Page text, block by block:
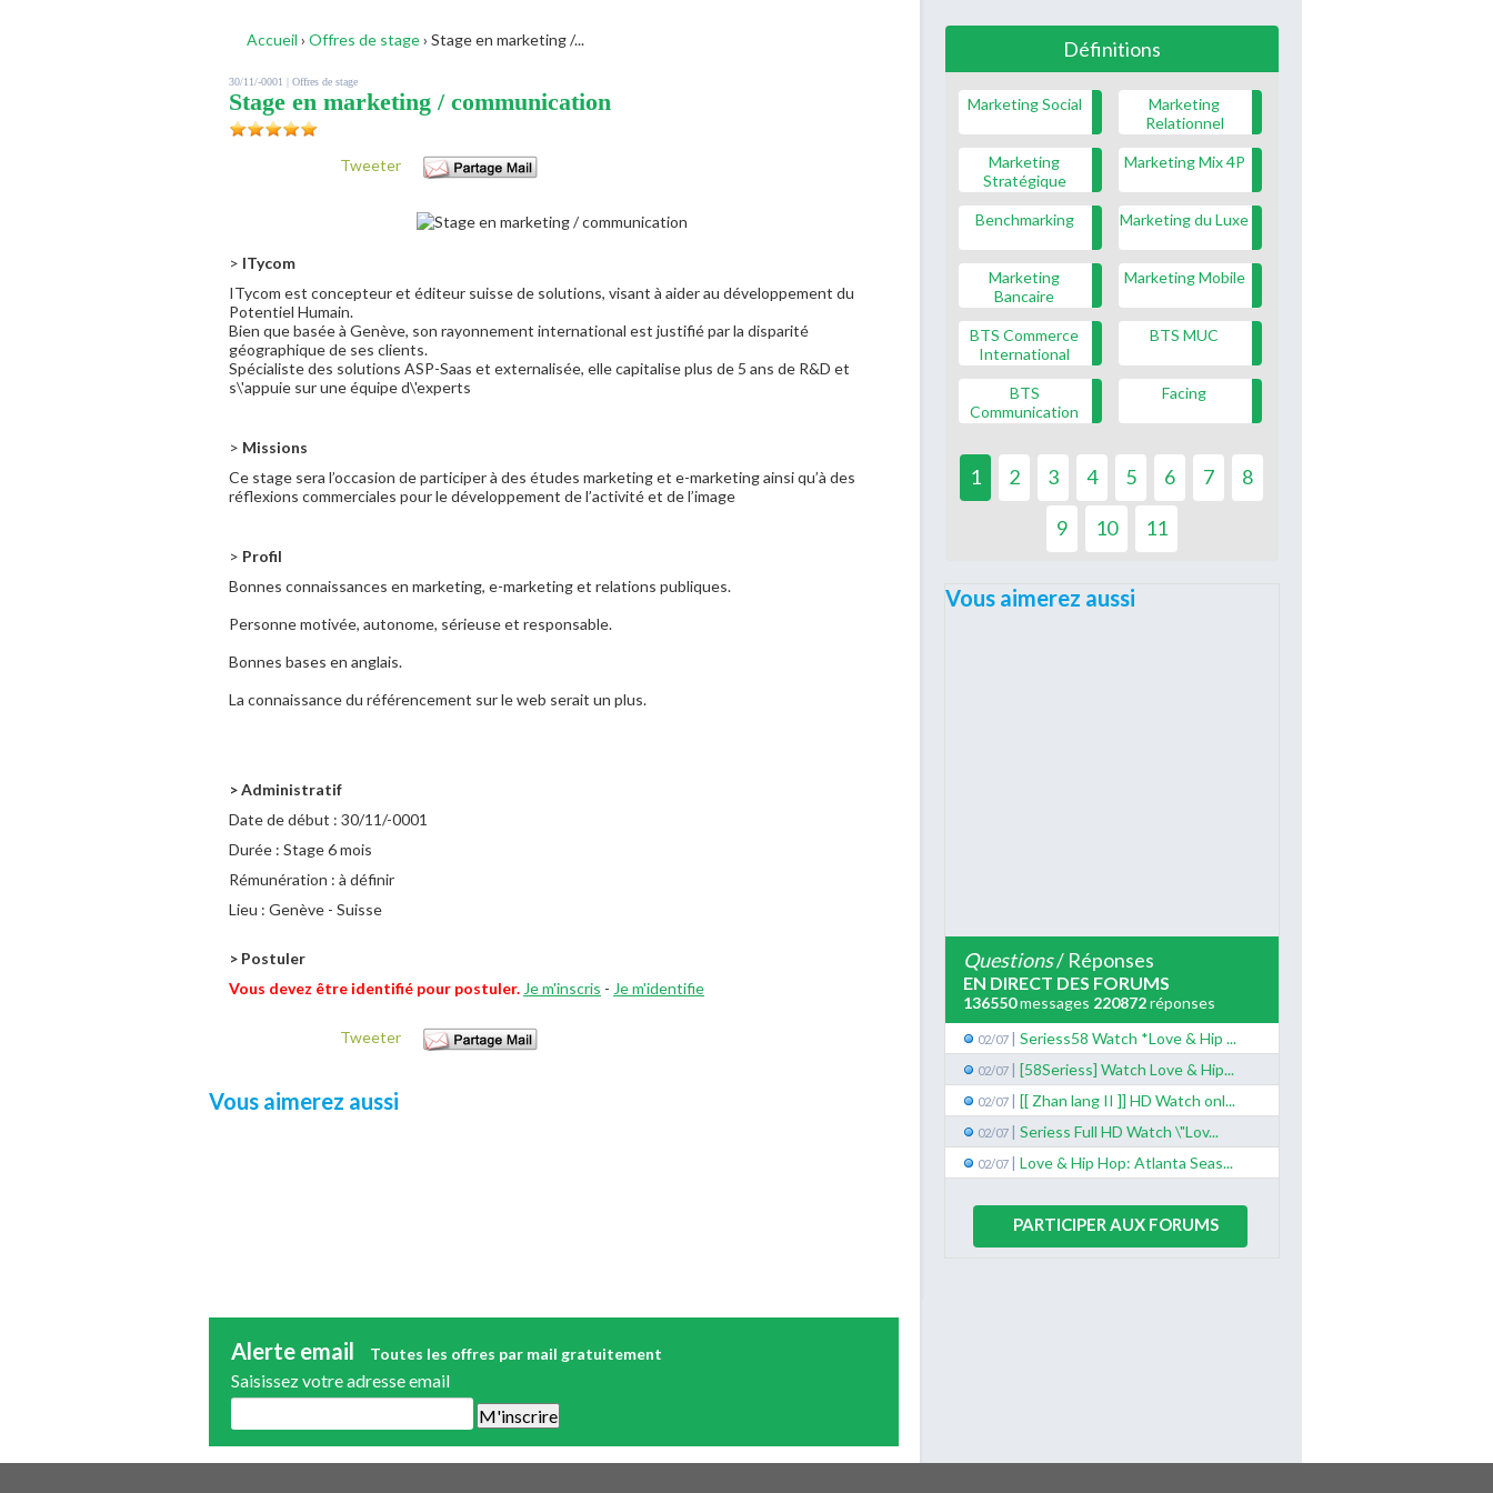
Accueil › Offres de stage› Stage en marketing /...
30/11/-0001 | Offres de stage
Stage en marketing / communication
Tweeter
> ITycom
ITycom est concepteur et éditeur suisse de solutions, visant à aider au développement du
Potentiel Humain.
Bien que basée à Genève, son rayonnement international est justifié par la disparité
géographique de ses clients.
Spécialiste des solutions ASP-Saas et externalisée, elle capitalise plus de 5 ans de R&D et
s\'appuie sur une équipe d\'experts
> Missions
Ce stage sera l’occasion de participer à des études marketing et e-marketing ainsi qu’à des
réflexions commerciales pour le développement de l’activité et de l’image
> Profil
Bonnes connaissances en marketing, e-marketing et relations publiques.
Personne motivée, autonome, sérieuse et responsable.
Bonnes bases en anglais.
La connaissance du référencement sur le web serait un plus.
> Administratif
Date de début : 30/11/-0001
Durée : Stage 6 mois
Rémunération : à définir
Lieu : Genève - Suisse
> Postuler
Vous devez être identifié pour postuler. Je m'inscris - Je m'identifie
Tweeter
Vous aimerez aussi
Alerte email Toutes les offres par mail gratuitement
Saisissez votre adresse email
Une alerte mail par semaine maximum. Vous pourrez vous désinscrire facilement. Aucune
Définitions
Marketing Social
Marketing
Relationnel
Marketing
Stratégique
Marketing Mix 4P
Benchmarking Marketing du Luxe
Marketing
Bancaire
Marketing Mobile
BTS Commerce
International
BTS MUC
BTS
Communication
Facing
1 2 3 4 5 6 7 8
9 10 11
Vous aimerez aussi
Questions/ Réponses
EN DIRECT DES FORUMS
136550messages 220872réponses
02/07 | Seriess58 Watch *Love & Hip ...
02/07 | [58Seriess] Watch Love & Hip...
02/07 | [[ Zhan lang II ]] HD Watch onl...
02/07 | Seriess Full HD Watch \"Lov...
02/07 | Love & Hip Hop: Atlanta Seas...
PARTICIPER AUX FORUMS